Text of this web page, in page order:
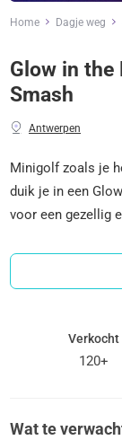
Home Dagje weg
Glow in the
Smash
Antwerpen
Minigolf zoals je
duik je in een
voor een gezellig
Verkocht
120+
Wat te